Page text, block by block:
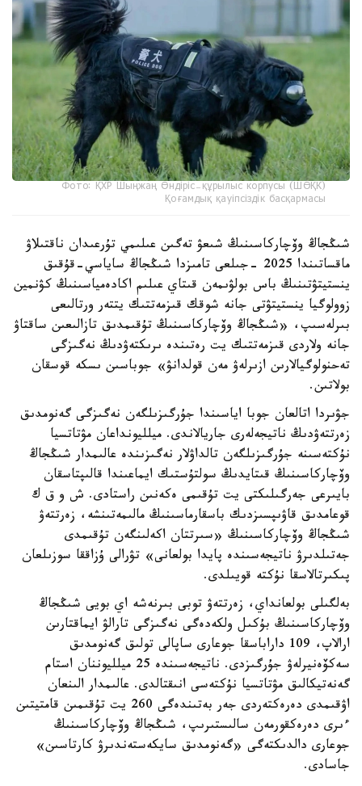
Фото: ҚХР Шыңжаң Өндіріс-құрылыс корпусы (ШӨҚК)
Қоғамдық қауіпсіздік басқармасы
شىڭجاڭ وۆچاركاسىنىڭ شىعۋ تەگىن عىلىمي تۇرعىدان ناقتىلاۋ
ماقساتىندا 2025 -جىلعى تامىزدا شىڭجاڭ ساياسي-قۇقىق
ينستيتۋتىنىڭ باس بولۋىمەن قىتاي عىلىم اكادەمياسىنىڭ كۋنمين
زوولوگيا ينستيتۋتى جانە شوقك قىزمەتتىك يتتەر ورتالىعى
بىرلەسىپ، «شىڭجاڭ وۆچاركاسىنىڭ تۇقىمدىق تازالىعىن ساقتاۋ
جانە ولاردى قىزمەتتىك يت رەتىندە ىرىكتەۋدىڭ نەگىزگى
تەحنولوگيالارىن ازىرلەۋ مەن قولدانۋ» جوباسىن ىسكە قوسقان
بولاتىن.
جۋىردا اتالعان جوبا اياسىندا جۇرگىزىلگەن نەگىزگى گەنومدىق
زەرتتەۋدىڭ ناتيجەلەرى جاريالاندى. ميلليونداعان مۋتاتسيا
نۇكتەسىنە جۇرگىزىلگەن تالداۋلار نەگىزىندە عالىمدار شىڭجاڭ
وۆچاركاسىنىڭ قىتايدىڭ سولتۇستىك ايماعىندا قالىپتاسقان
بايىرعى جەرگىلىكتى يت تۇقىمى ەكەنىن راستادى. ش و ق ك
قوعامدىق قاۋىپسىزدىك باسقارماسىنىڭ مالىمەتىنشە، زەرتتەۋ
شىڭجاڭ وۆچاركاسىنىڭ «سىرتتان اكەلىنگەن تۇقىمدى
جەتىلدىرۋ ناتيجەسىندە پايدا بولعانى» تۋرالى ۇزاققا سوزىلعان
پىكىرتالاسقا نۇكتە قويىلدى.
بەلگىلى بولعانداي، زەرتتەۋ توبى بىرنەشە اي بويى شىڭجاڭ
وۆچاركاسىنىڭ بۇكىل ولكەدەگى نەگىزگى تارالۋ ايماقتارىن
ارالاپ، 109 داراباسقا جوعارى ساپالى تولىق گەنومدىق
سەكۆەنيرلەۋ جۇرگىزدى. ناتيجەسىندە 25 ميلليوننان استام
گەنەتيكالىق مۋتاتسيا نۇكتەسى انىقتالدى. عالىمدار الىنعان
اۋقىمدى دەرەكتەردى جەر بەتىندەگى 260 يت تۇقىمىن قامتيتىن
ءىرى دەرەكقورمەن سالىستىرىپ، شىڭجاڭ وۆچاركاسىنىڭ
جوعارى دالدىكتەگى «گەنومدىق سايكەستەندىرۋ كارتاسىن»
جاسادى.